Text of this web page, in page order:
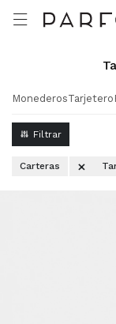

MonederosTarjetero
Carteras